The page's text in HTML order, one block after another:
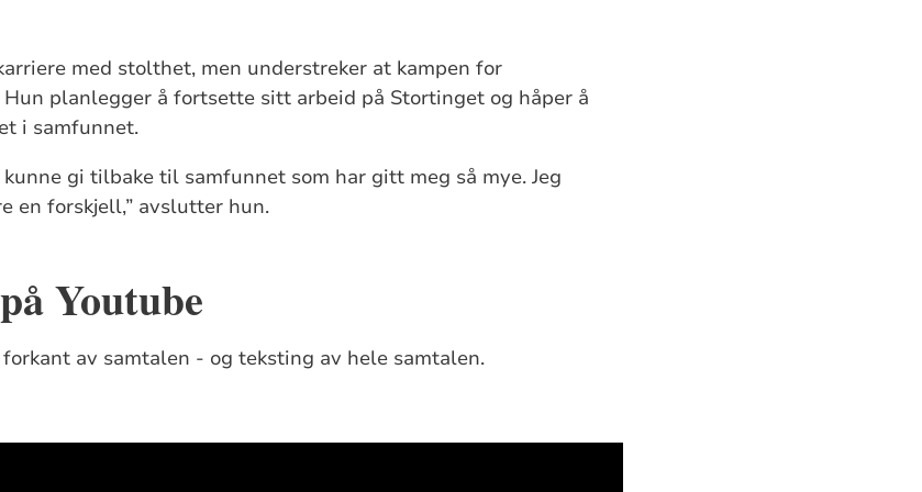
med stolthet, men understreker at kampen for
planlegger å fortsette sitt arbeid på Stortinget og håper å
i samfunnet.
gi tilbake til samfunnet som har gitt meg så mye. Jeg
en forskjell,” avslutter hun.
Youtube
av samtalen - og teksting av hele samtalen.